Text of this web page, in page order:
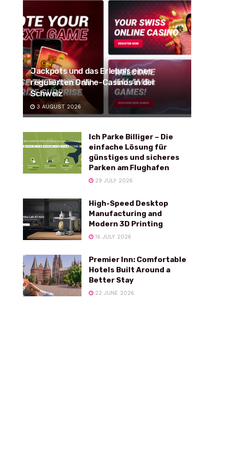
Jackpots und das Erlebnis eines
regulierten Online-Casinos in der
Schweiz
3 AUGUST 2026
Ich Parke Billiger – Die
einfache Lösung für
günstiges und sicheres
Parken am Flughafen
29 JULY 2026
High-Speed Desktop
Manufacturing and
Modern 3D Printing
16 JULY 2026
Premier Inn: Comfortable
Hotels Built Around a
Better Stay
22 JUNE 2026